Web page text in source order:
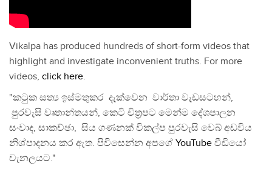
Vikalpa has produced hundreds of short-form videos that
highlight and investigate inconvenient truths. For more
videos, click here.
"කටුක සත්‍ය ඉස්මතුකර දැක්වෙන වාර්තා වැඩසටහන්,
පුරවැසි වෘතාන්තයන්, කෙටි චිත්‍රපට මෙන්ම දේශපාලන
සංවාද, සාකච්ඡා, සිය ගණනක් විකල්ප පුරවැසි වෙබ් අඩවිය
නිශ්පාදනය කර ඇත. පිවිසෙන්න අපගේ YouTube වීඩියෝ
චැනලයට."